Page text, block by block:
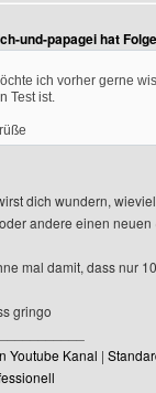
anzeigen
und-papagei hat
ich vorher gerne
Test ist.
dich wundern,
andere einen
mal damit, dass nur
gringo
Youtube Kanal |